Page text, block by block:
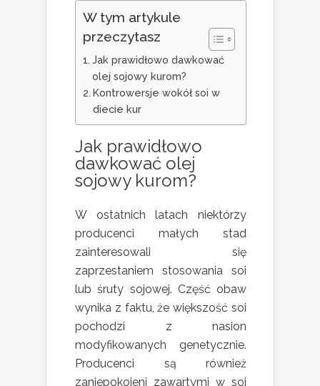
W tym artykule
przeczytasz
Jak prawidłowo dawkować
olej sojowy kurom?
Kontrowersje wokół soi w
diecie kur
Jak prawidłowo
dawkować olej
sojowy kurom?
W ostatnich latach niektórzy
producenci małych stad
zainteresowali się
zaprzestaniem stosowania soi
lub śruty sojowej. Część obaw
wynika z faktu, że większość soi
pochodzi z nasion
modyfikowanych genetycznie.
Producenci są również
zaniepokojeni zawartymi w soi